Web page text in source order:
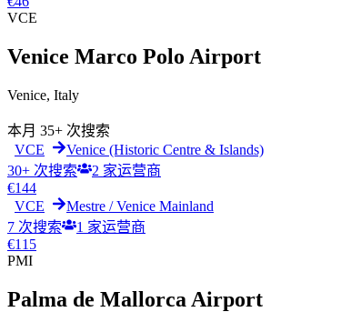
VCE
Venice Marco Polo Airport
Venice, Italy
本月 35+ 次搜索
VCE
Venice (Historic Centre & Islands)
30+ 次搜索
2 家运营商
€144
VCE
Mestre / Venice Mainland
7 次搜索
1 家运营商
€115
PMI
Palma de Mallorca Airport